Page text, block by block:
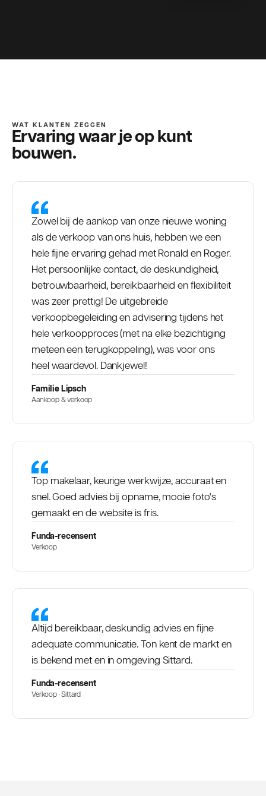
WAT KLANTEN ZEGGEN
Ervaring waar je op kunt
bouwen.
Zowel bij de aankop van onze nieuwe woning
als de verkoop van ons huis, hebben we een
hele fijne ervaring gehad met Ronald en Roger.
Het persoonlijke contact, de deskundigheid,
betrouwbaarheid, bereikbaarheid en flexibiliteit
was zeer prettig! De uitgebreide
verkoopbegeleiding en advisering tijdens het
hele verkoopproces (met na elke bezichtiging
meteen een terugkoppeling), was voor ons
heel waardevol. Dankjewel!
Familie Lipsch
Aankoop & verkoop
Top makelaar, keurige werkwijze, accuraat en
snel. Goed advies bij opname, mooie foto's
gemaakt en de website is fris.
Funda-recensent
Verkoop
Altijd bereikbaar, deskundig advies en fijne
adequate communicatie. Ton kent de markt en
is bekend met en in omgeving Sittard.
Funda-recensent
Verkoop · Sittard